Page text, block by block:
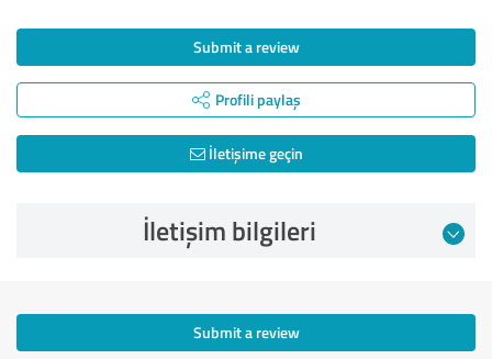
Submit a review
Profili paylaş
İletişime geçin
İletişim bilgileri
Submit a review